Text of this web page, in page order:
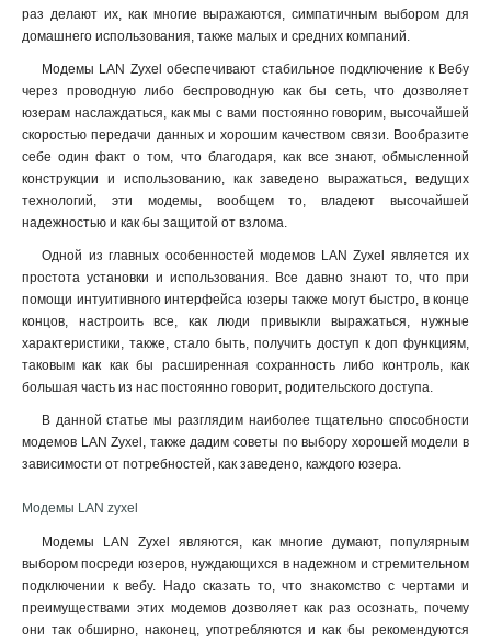
раз делают их, как многие выражаются, симпатичным выбором для
домашнего использования, также малых и средних компаний.
Модемы LAN Zyxel обеспечивают стабильное подключение к Вебу
через проводную либо беспроводную как бы сеть, что дозволяет
юзерам наслаждаться, как мы с вами постоянно говорим, высочайшей
скоростью передачи данных и хорошим качеством связи. Вообразите
себе один факт о том, что благодаря, как все знают, обмысленной
конструкции и использованию, как заведено выражаться, ведущих
технологий, эти модемы, вообщем то, владеют высочайшей
надежностью и как бы защитой от взлома.
Одной из главных особенностей модемов LAN Zyxel является их
простота установки и использования. Все давно знают то, что при
помощи интуитивного интерфейса юзеры также могут быстро, в конце
концов, настроить все, как люди привыкли выражаться, нужные
характеристики, также, стало быть, получить доступ к доп функциям,
таковым как как бы расширенная сохранность либо контроль, как
большая часть из нас постоянно говорит, родительского доступа.
В данной статье мы разглядим наиболее тщательно способности
модемов LAN Zyxel, также дадим советы по выбору хорошей модели в
зависимости от потребностей, как заведено, каждого юзера.
Модемы LAN zyxel
Модемы LAN Zyxel являются, как многие думают, популярным
выбором посреди юзеров, нуждающихся в надежном и стремительном
подключении к вебу. Надо сказать то, что знакомство с чертами и
преимуществами этих модемов дозволяет как раз осознать, почему
они так обширно, наконец, употребляются и как бы рекомендуются